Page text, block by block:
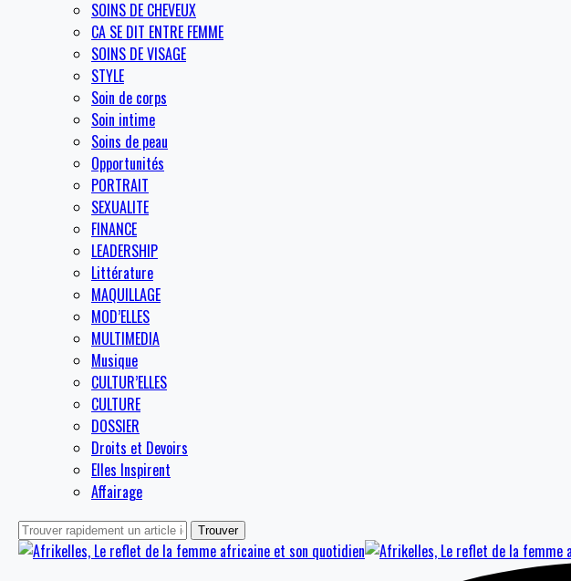
SOINS DE CHEVEUX
CA SE DIT ENTRE FEMME
SOINS DE VISAGE
STYLE
Soin de corps
Soin intime
Soins de peau
Opportunités
PORTRAIT
SEXUALITE
FINANCE
LEADERSHIP
Littérature
MAQUILLAGE
MOD’ELLES
MULTIMEDIA
Musique
CULTUR’ELLES
CULTURE
DOSSIER
Droits et Devoirs
Elles Inspirent
Affairage